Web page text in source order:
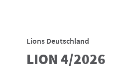
Lions Deutschland
LION 4/2026